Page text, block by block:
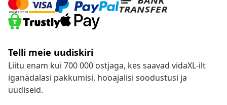
Telli meie uudiskiri
Liitu enam kui 700 000 ostjaga, kes saavad vidaXL-ilt
iganädalasi pakkumisi, hooajalisi soodustusi ja
uudiseid.